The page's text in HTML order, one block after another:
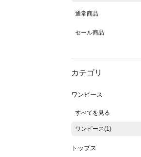
通常商品
セール商品
カテゴリ
ワンピース
すべてを見る
ワンピース(1)
トップス